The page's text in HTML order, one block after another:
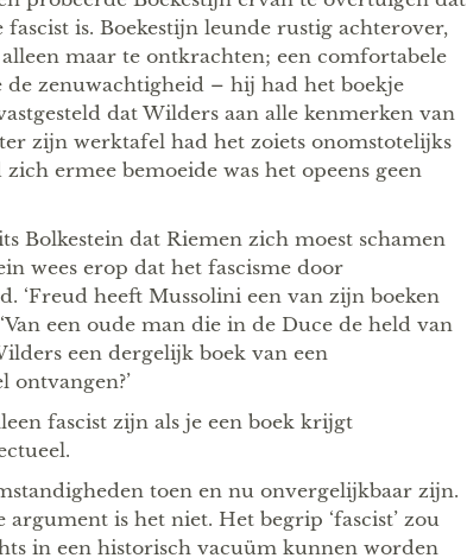
is. Boekestijn leunde rustig achterover,
maar te ontkrachten; een comfortabele
de zenuwachtigheid – hij had het boekje
dat Wilders aan alle kenmerken van
zijn werktafel had het zoiets onomstotelijks
ermee bemoeide was het opeens geen
Bolkestein dat Riemen zich moest schamen
wees erop dat het fascisme door
‘Freud heeft Mussolini een van zijn boeken
een oude man die in de Duce de held van
een dergelijk boek van een
ontvangen?’
fascist zijn als je een boek krijgt
toen en nu onvergelijkbaar zijn.
is het niet. Het begrip ‘fascist’ zou
in een historisch vacuüm kunnen worden